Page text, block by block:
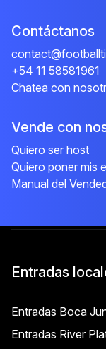
Contáctanos
+54 11 58581961
Chatea con
Vende con
Quiero ser host
Quiero poner mis
Manual del
Entradas
Entradas Boca
Entradas River